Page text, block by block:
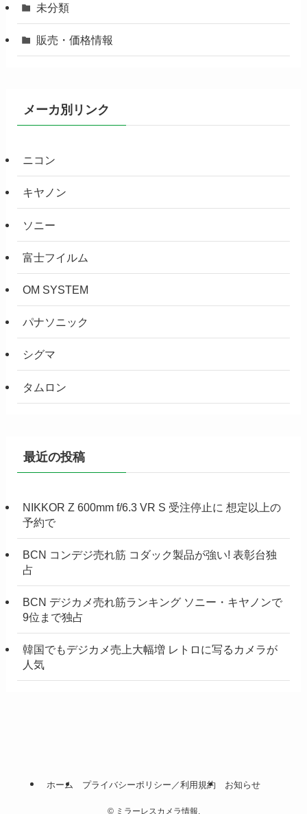
未分類
販売・価格情報
メーカ別リンク
ニコン
キヤノン
ソニー
富士フイルム
OM SYSTEM
パナソニック
シグマ
タムロン
最近の投稿
NIKKOR Z 600mm f/6.3 VR S 受注停止に 想定以上の
予約で
BCN コンデジ売れ筋 コダック製品が強い! 表彰台独
占
BCN デジカメ売れ筋ランキング ソニー・キヤノンで
9位まで独占
韓国でもデジカメ売上大幅増 レトロに写るカメラが
人気
ホーム プライバシーポリシー／利用規約 お知らせ
©ミラーレスカメラ情報.